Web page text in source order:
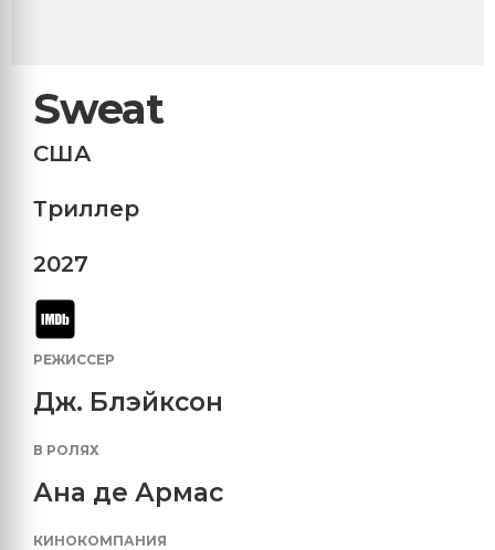
Sweat
США
Триллер
2027
РЕЖИССЕР
Дж. Блэйксон
В РОЛЯХ
Ана де Армас
КИНОКОМПАНИЯ